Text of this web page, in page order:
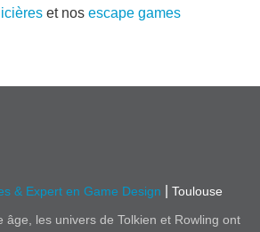
et nos escape games
& Expert en Game Design
Toulouse
âge, les univers de Tolkien et Rowling ont